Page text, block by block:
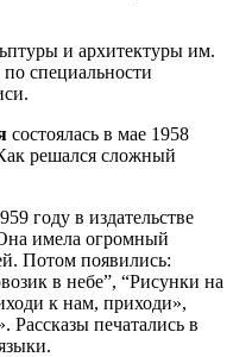
и архитектуры им.
специальности
состоялась в мае 1958
решался сложный
году в издательстве
имела огромный
Потом появились:
в небе”, “Рисунки на
к нам, приходи»,
печатались в